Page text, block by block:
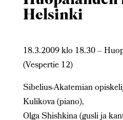
Helsinki
18.3.2009 klo 18.30 –
(Vespertie 12)
Sibelius-Akatemian
Kulikova (piano),
Olga Shishkina (gusli ja